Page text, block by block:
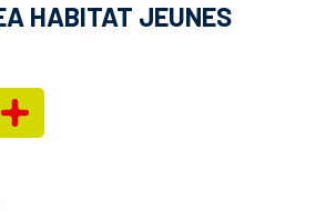
HABITAT JEUNES